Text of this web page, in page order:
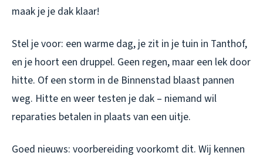
maak je je dak klaar!
Stel je voor: een warme dag, je zit in je tuin in Tanthof,
en je hoort een druppel. Geen regen, maar een lek door
hitte. Of een storm in de Binnenstad blaast pannen
weg. Hitte en weer testen je dak – niemand wil
reparaties betalen in plaats van een uitje.
Goed nieuws: voorbereiding voorkomt dit. Wij kennen